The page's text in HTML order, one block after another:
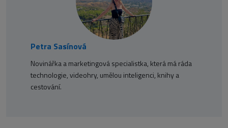
Petra Sasínová
Novinářka a marketingová specialistka, která má ráda
technologie, videohry, umělou inteligenci, knihy a
cestování.